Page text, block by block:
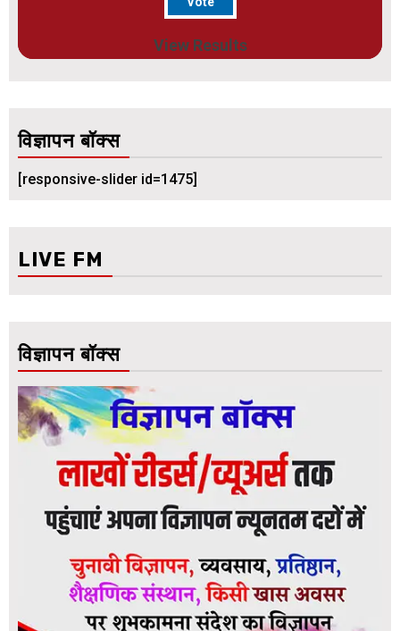
View Results
विज्ञापन बॉक्स
[responsive-slider id=1475]
LIVE FM
विज्ञापन बॉक्स